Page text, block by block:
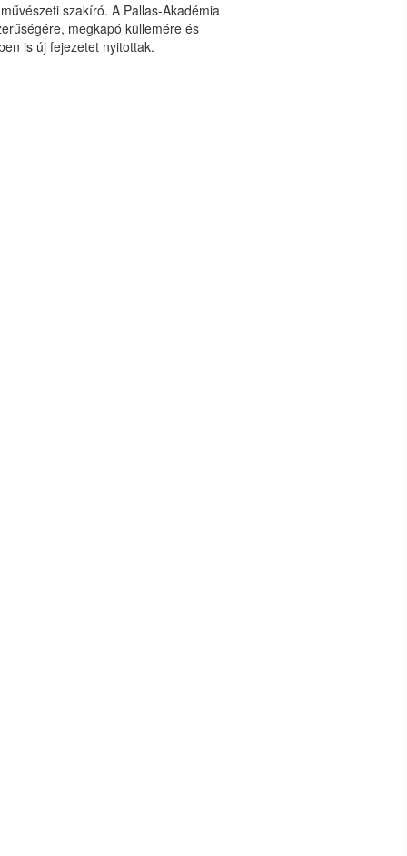
szakíró. A Pallas-Akadémia
megkapó küllemére és
is új fejezetet nyitottak.